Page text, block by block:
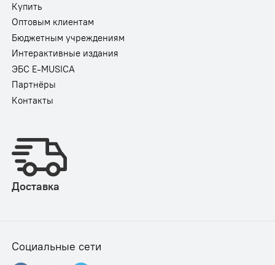
Купить
Оптовым клиентам
Бюджетным учреждениям
Интерактивные издания
ЭБС E-MUSICA
Партнёры
Контакты
Доставка
Социальные сети